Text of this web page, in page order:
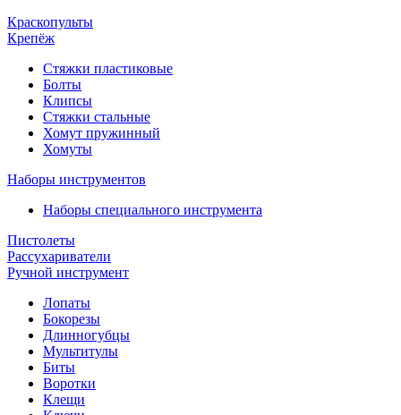
Краскопульты
Крепёж
Стяжки пластиковые
Болты
Клипсы
Стяжки стальные
Хомут пружинный
Хомуты
Наборы инструментов
Наборы специального инструмента
Пистолеты
Рассухариватели
Ручной инструмент
Лопаты
Бокорезы
Длинногубцы
Мультитулы
Биты
Воротки
Клещи